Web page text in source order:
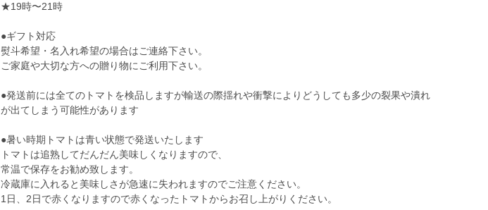
★19時〜21時
●ギフト対応
熨斗希望・名入れ希望の場合はご連絡下さい。
ご家庭や大切な方への贈り物にご利用下さい。
●発送前には全てのトマトを検品しますが輸送の際揺れや衝撃によりどうしても多少の裂果や潰れ
が出てしまう可能性があります
●暑い時期トマトは青い状態で発送いたします
トマトは追熟してだんだん美味しくなりますので、
常温で保存をお勧め致します。
冷蔵庫に入れると美味しさが急速に失われますのでご注意ください。